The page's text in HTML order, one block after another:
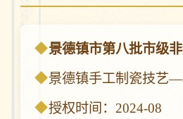
景德镇市第八批市级
景德镇手工制瓷技艺
授权时间：2024-08